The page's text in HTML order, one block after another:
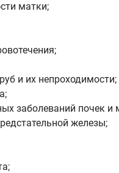
матки;
и их непроходимости;
заболеваний почек и
железы;